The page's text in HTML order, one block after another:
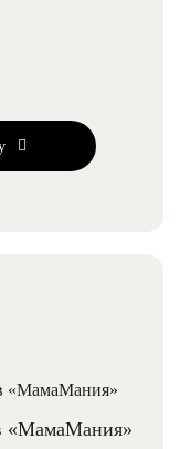
«МамаМания»